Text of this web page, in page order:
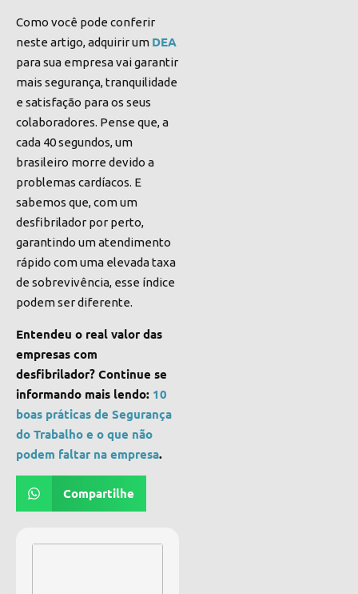
Como você pode conferir
neste artigo, adquirir um DEA
para sua empresavai garantir
mais segurança, tranquilidade
e satisfação para os seus
colaboradores. Pense que, a
cada 40 segundos, um
brasileiro morre devido a
problemas cardíacos. E
sabemos que, com um
desfibrilador por perto,
garantindo um atendimento
rápido com uma elevada taxa
de sobrevivência, esse índice
podem ser diferente.
Entendeu o real valor das
empresas com
desfibrilador? Continue se
informando mais lendo: 10
boas práticas de Segurança
do Trabalho e o que não
podem faltar na empresa.
Compartilhe